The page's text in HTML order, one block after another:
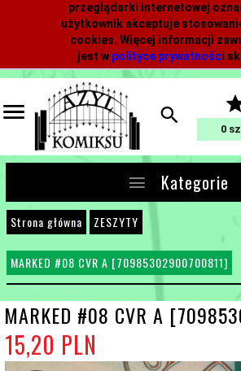
przeglądarki internetowej
użytkownik akceptuje
cookies. Więcej informacji
jest w polityce prywatności
0
Kategorie
Strona główna ZESZYTY
MARKED #08 CVR A [70985302900700811]
MARKED #08 CVR A
15,20 PLN